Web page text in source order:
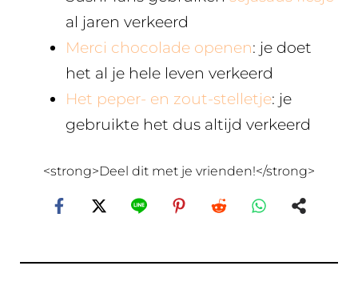
al jaren verkeerd
Merci chocolade openen: je doet
het al je hele leven verkeerd
Het peper- en zout-stelletje: je
gebruikte het dus altijd verkeerd
<strong>Deel dit met je vrienden!</strong>